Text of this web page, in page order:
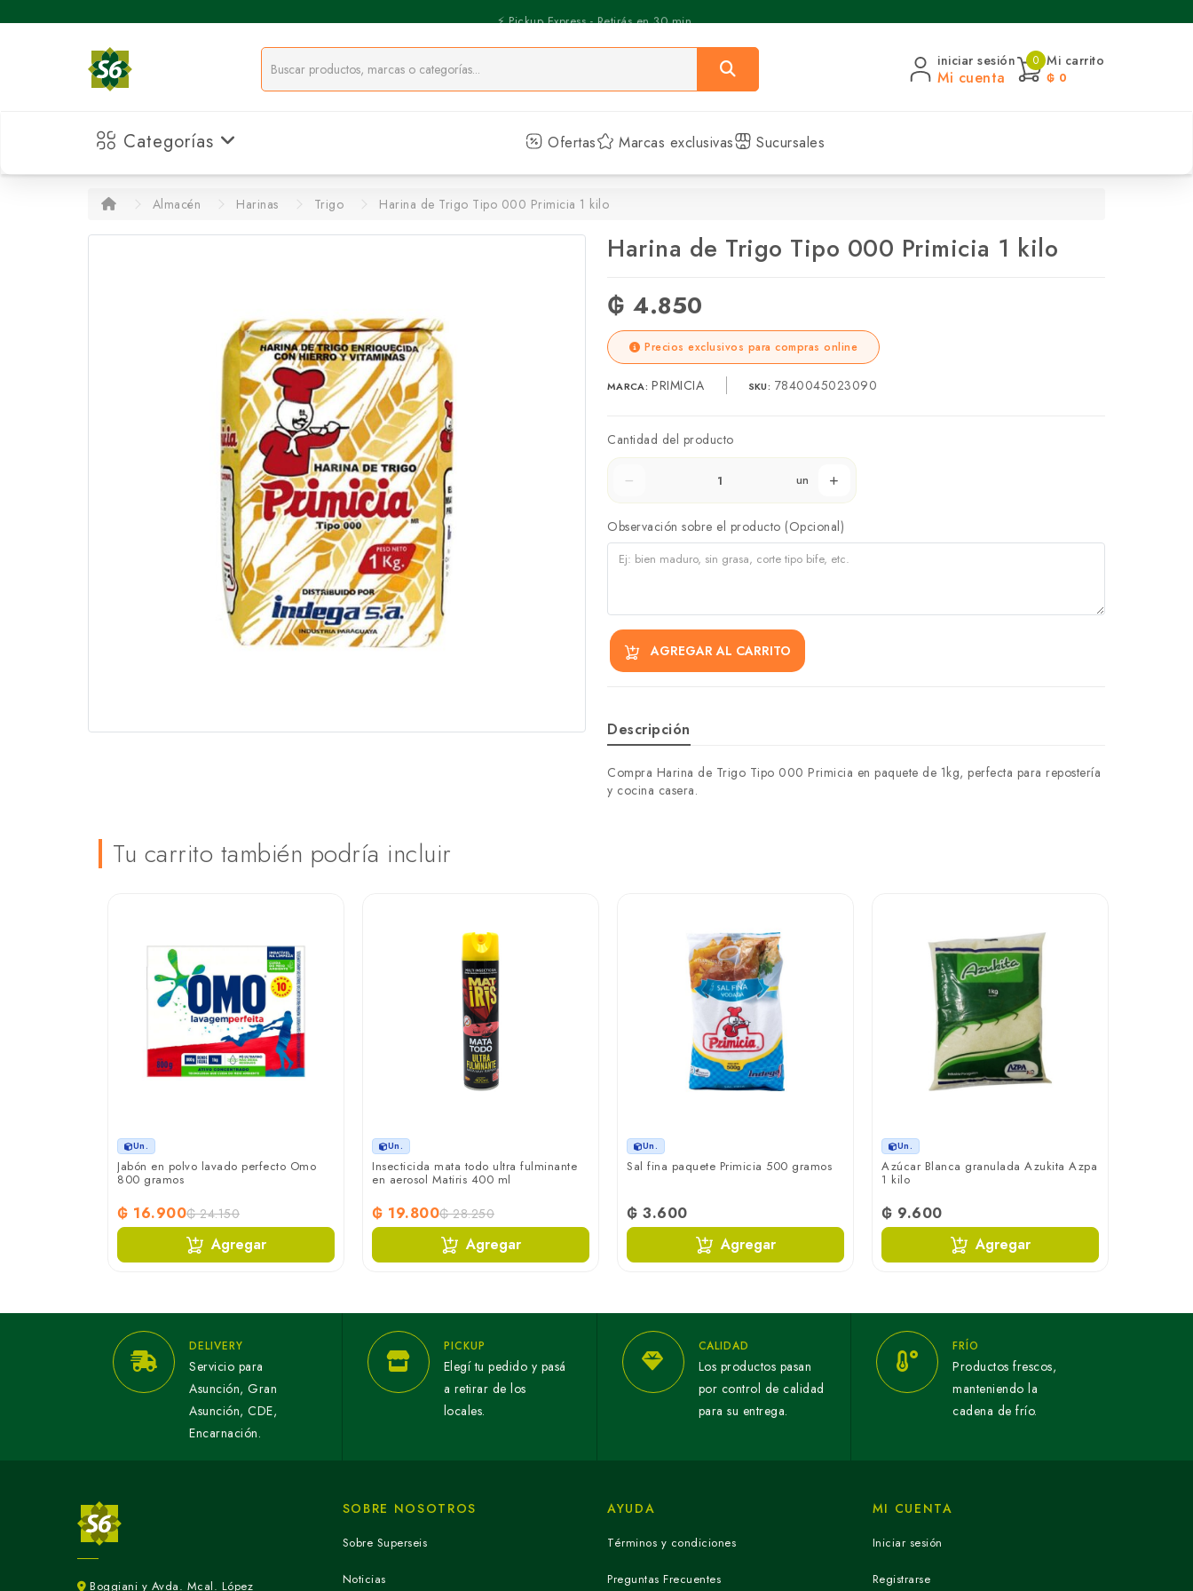
⚡️ Pickup Express - Retirás en 30 min.
iniciar sesión
Mi cuenta
0 Mi carrito
₲ 0
Categorías Ofertas Marcas exclusivas Sucursales
Almacén Harinas Trigo Harina de Trigo Tipo 000 Primicia 1 kilo
Harina de Trigo Tipo 000 Primicia 1 kilo
₲ 4.850
Precios exclusivos para compras online
MARCA: PRIMICIA SKU: 7840045023090
Cantidad del producto
un
Observación sobre el producto (Opcional)
AGREGAR AL CARRITO
Descripción
Compra Harina de Trigo Tipo 000 Primicia en paquete de 1kg, perfecta para repostería
y cocina casera.
Tu carrito también podría incluir
Un.
Jabón en polvo lavado perfecto Omo
800 gramos
₲ 16.900₲ 24.150
Agregar
Un.
Insecticida mata todo ultra fulminante
en aerosol Matiris 400 ml
₲ 19.800₲ 28.250
Agregar
Un.
Sal fina paquete Primicia 500 gramos
₲ 3.600
Agregar
Un.
Azúcar Blanca granulada Azukita Azpa
1 kilo
₲ 9.600
Agregar
DELIVERY
Servicio para
Asunción, Gran
Asunción, CDE,
Encarnación.
PICKUP
Elegí tu pedido y pasá
a retirar de los
locales.
CALIDAD
Los productos pasan
por control de calidad
para su entrega.
FRÍO
Productos frescos,
manteniendo la
cadena de frío.
Boggiani y Avda. Mcal. López
SOBRE NOSOTROS
Sobre Superseis
Noticias
AYUDA
Términos y condiciones
Preguntas Frecuentes
MI CUENTA
Iniciar sesión
Registrarse